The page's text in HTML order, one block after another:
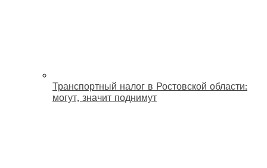
Транспортный налог в Ростовской области:
могут, значит поднимут